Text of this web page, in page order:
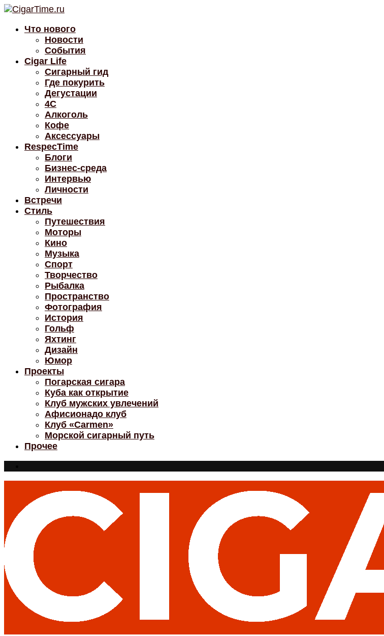
Что нового
Новости
События
Cigar Life
Сигарный гид
Где покурить
Дегустации
4C
Алкоголь
Кофе
Аксессуары
RespecTime
Блоги
Бизнес-среда
Интервью
Личности
Встречи
Стиль
Путешествия
Моторы
Кино
Музыка
Спорт
Творчество
Рыбалка
Пространство
Фотография
История
Гольф
Яхтинг
Дизайн
Юмор
Проекты
Погарская сигара
Куба как открытие
Клуб мужских увлечений
Афисионадо клуб
Клуб «Carmen»
Морской сигарный путь
Прочее